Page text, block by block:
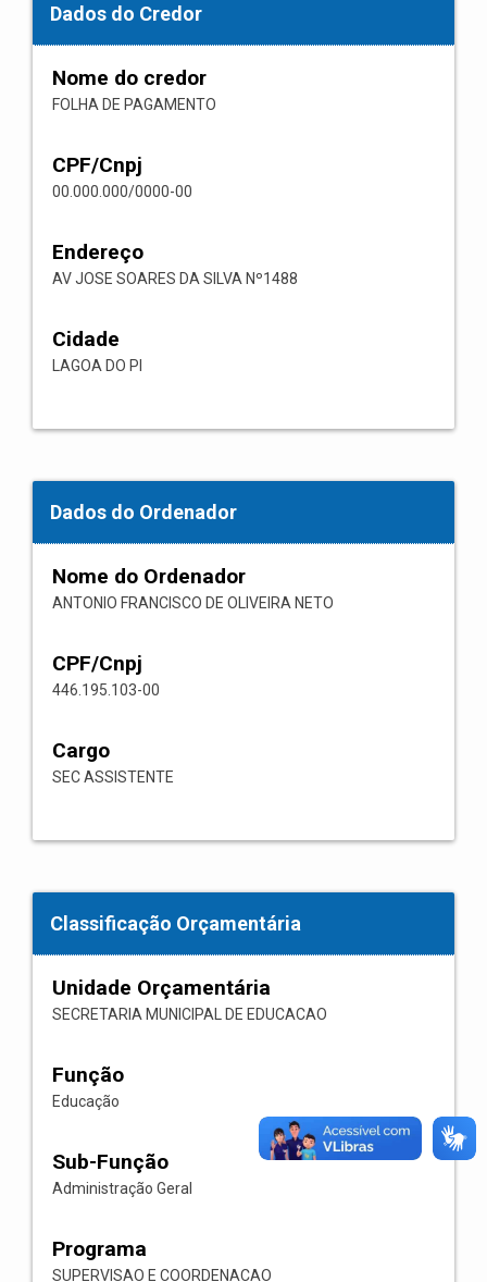
Dados do Credor
Nome do credor
FOLHA DE PAGAMENTO
CPF/Cnpj
00.000.000/0000-00
Endereço
AV JOSE SOARES DA SILVA Nº1488
Cidade
LAGOA DO PI
Dados do Ordenador
Nome do Ordenador
ANTONIO FRANCISCO DE OLIVEIRA NETO
CPF/Cnpj
446.195.103-00
Cargo
SEC ASSISTENTE
Classificação Orçamentária
Unidade Orçamentária
SECRETARIA MUNICIPAL DE EDUCACAO
Função
Educação
Sub-Função
Administração Geral
Programa
SUPERVISAO E COORDENACAO